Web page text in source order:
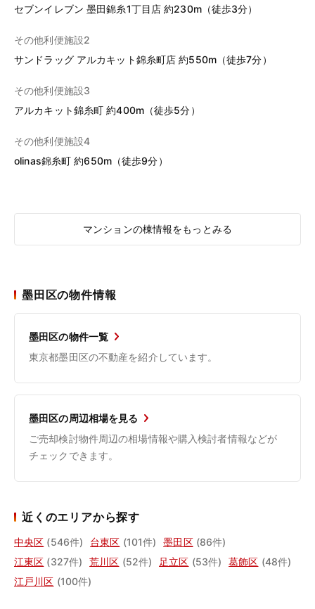
セブンイレブン 墨田錦糸1丁目店 約230m（徒歩3分）
その他利便施設2
サンドラッグ アルカキット錦糸町店 約550m（徒歩7分）
その他利便施設3
アルカキット錦糸町 約400m（徒歩5分）
その他利便施設4
olinas錦糸町 約650m（徒歩9分）
マンションの棟情報をもっとみる
墨田区の物件情報
墨田区の物件一覧
東京都墨田区の不動産を紹介しています。
墨田区の周辺相場を見る
ご売却検討物件周辺の相場情報や購入検討者情報などが
チェックできます。
近くのエリアから探す
中央区 (546件) 台東区 (101件) 墨田区 (86件)
江東区 (327件) 荒川区 (52件) 足立区 (53件) 葛飾区 (48件)
江戸川区 (100件)